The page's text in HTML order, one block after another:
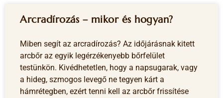
Arcradírozás – mikor és hogyan?
Miben segít az arcradírozás? Az időjárásnak kitett
arcbőr az egyik legérzékenyebb bőrfelület
testünkön. Kivédhetetlen, hogy a napsugarak, vagy
a hideg, szmogos levegő ne tegyen kárt a
hámrétegben, ezért tenni kell az arcbőr frissítése